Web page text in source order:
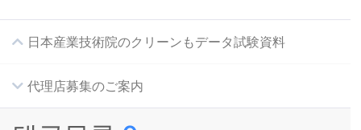
日本産業技術院のクリーンもデータ試験資料
代理店募集のご案内